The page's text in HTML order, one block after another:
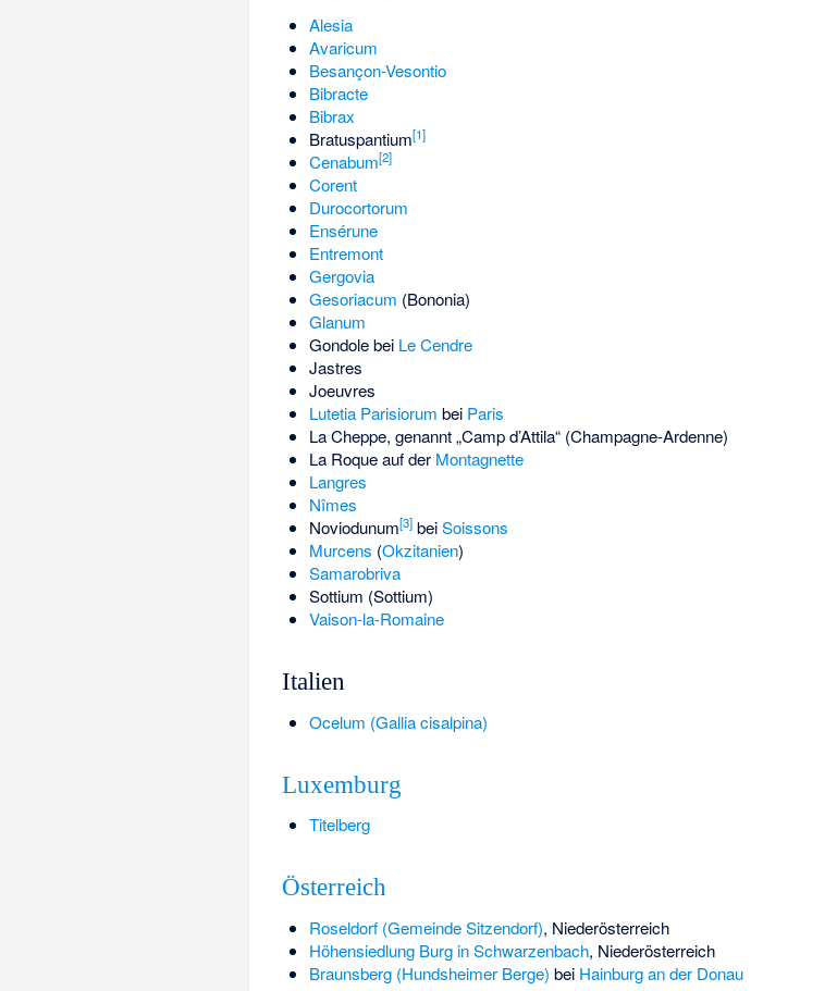
Alesia
Avaricum
Besançon-Vesontio
Bibracte
Bibrax
Bratuspantium[1]
Cenabum[2]
Corent
Durocortorum
Ensérune
Entremont
Gergovia
Gesoriacum (Bononia)
Glanum
Gondolebei Le Cendre
Jastres
Joeuvres
Lutetia Parisiorum bei Paris
La Cheppe, genannt „Camp d’Attila“ (Champagne-Ardenne)
La Roque auf der Montagnette
Langres
Nîmes
Noviodunum[3]beiSoissons
Murcens (Okzitanien)
Samarobriva
Sottium (Sottium)
Vaison-la-Romaine
Italien
Ocelum (Gallia cisalpina)
Luxemburg
Titelberg
Österreich
Roseldorf (Gemeinde Sitzendorf), Niederösterreich
Höhensiedlung Burg in Schwarzenbach, Niederösterreich
Braunsberg (Hundsheimer Berge) bei Hainburg an der Donau